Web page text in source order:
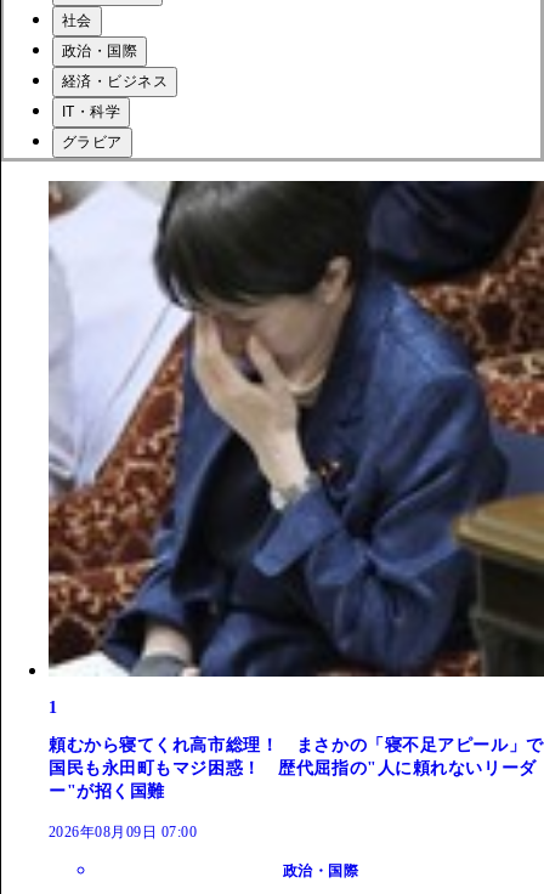
社会
政治・国際
経済・ビジネス
IT・科学
グラビア
1
頼むから寝てくれ高市総理！ まさかの「寝不足アピール」で
国民も永田町もマジ困惑！ 歴代屈指の"人に頼れないリーダ
ー"が招く国難
2026年08月09日 07:00
政治・国際